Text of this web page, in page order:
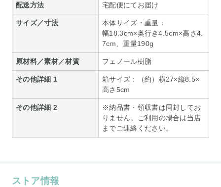
配送方法 宅配便にてお届け
サイズ／寸法
本体サイズ・重量：
幅18.3cm×奥行き4.5cm×高さ4.
7cm、重量190g
原材料／素材／材質 フェノール樹脂
その他詳細 1
箱サイズ：（約）横27×縦8.5×
高さ5cm
その他詳細 2
※納品書・領収書は同封してお
りません。ご利用の場合は当店
までご連絡ください。
ストア情報